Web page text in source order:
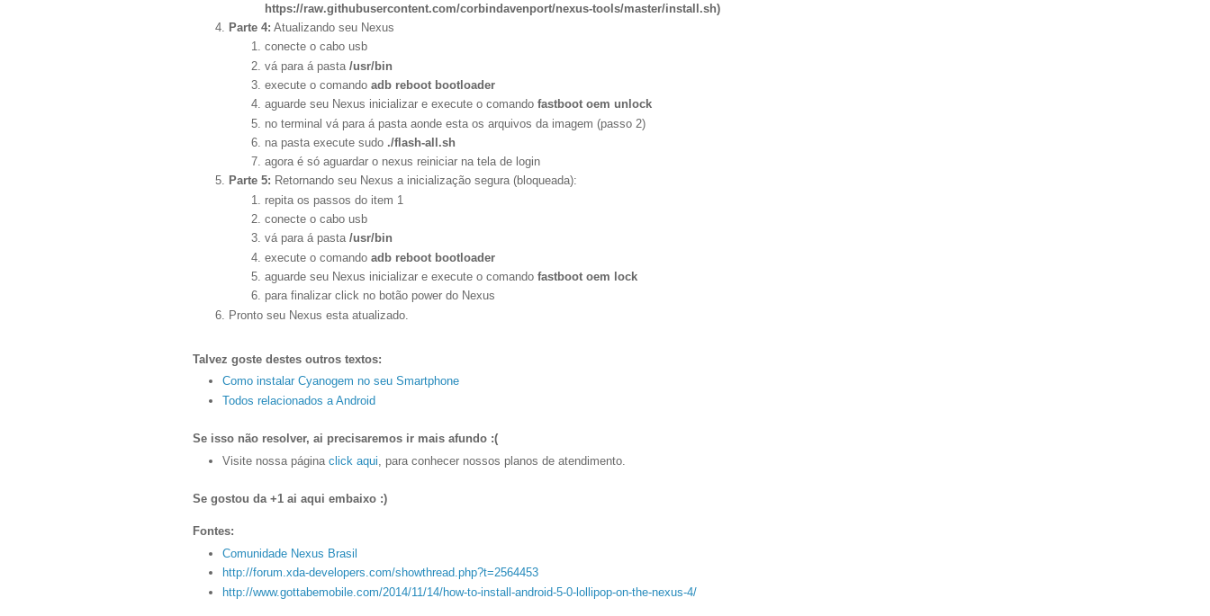
https://raw.githubusercontent.com/corbindavenport/nexus-tools/master/install.sh)
Parte 4: Atualizando seu Nexus
conecte o cabo usb
vá para á pasta /usr/bin
execute o comando adb reboot bootloader
aguarde seu Nexus inicializar e execute o comando fastboot oem unlock
no terminal vá para á pasta aonde esta os arquivos da imagem (passo 2)
na pasta execute sudo ./flash-all.sh
agora é só aguardar o nexus reiniciar na tela de login
Parte 5: Retornando seu Nexus a inicialização segura (bloqueada):
repita os passos do item 1
conecte o cabo usb
vá para á pasta /usr/bin
execute o comando adb reboot bootloader
aguarde seu Nexus inicializar e execute o comando fastboot oem lock
para finalizar click no botão power do Nexus
Pronto seu Nexus esta atualizado.
Talvez goste destes outros textos:
Como instalar Cyanogem no seu Smartphone
Todos relacionados a Android
Se isso não resolver, ai precisaremos ir mais afundo :(
Visite nossa página click aqui , para conhecer nossos planos de atendimento.
Se gostou da +1 ai aqui embaixo :)
Fontes:
Comunidade Nexus Brasil
http://forum.xda-developers.com/showthread.php?t=2564453
http://www.gottabemobile.com/2014/11/14/how-to-install-android-5-0-lollipop-on-the-nexus-4/